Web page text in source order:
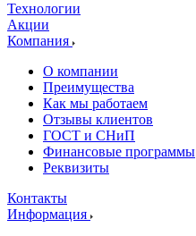
Технологии
Акции
Компания
О компании
Преимущества
Как мы работаем
Отзывы клиентов
ГОСТ и СНиП
Финансовые программы
Реквизиты
Контакты
Информация